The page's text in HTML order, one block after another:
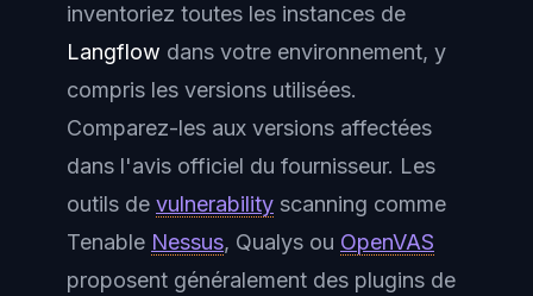
inventoriez toutes les instances de
Langflow dans votre environnement, y
compris les versions utilisées.
Comparez-les aux versions affectées
dans l'avis officiel du fournisseur. Les
outils de vulnerability scanning comme
Tenable Nessus, Qualys ou OpenVAS
proposent généralement des plugins de